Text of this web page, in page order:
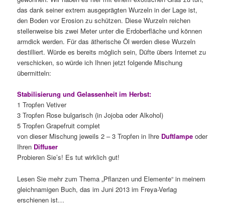
das dank seiner extrem ausgeprägten Wurzeln in der Lage ist,
den Boden vor Erosion zu schützen. Diese Wurzeln reichen
stellenweise bis zwei Meter unter die Erdoberfläche und können
armdick werden. Für das ätherische Öl werden diese Wurzeln
destilliert. Würde es bereits möglich sein, Düfte übers Internet zu
verschicken, so würde ich Ihnen jetzt folgende Mischung
übermitteln:
Stabilisierung und Gelassenheit im Herbst:
1 Tropfen Vetiver
3 Tropfen Rose bulgarisch (in Jojoba oder Alkohol)
5 Tropfen Grapefruit complet
von dieser Mischung jeweils 2 – 3 Tropfen in Ihre Duftlampe oder
Ihren Diffuser
Probieren Sie’s! Es tut wirklich gut!
Lesen Sie mehr zum Thema „Pflanzen und Elemente“ in meinem
gleichnamigen Buch, das im Juni 2013 im Freya-Verlag
erschienen ist…